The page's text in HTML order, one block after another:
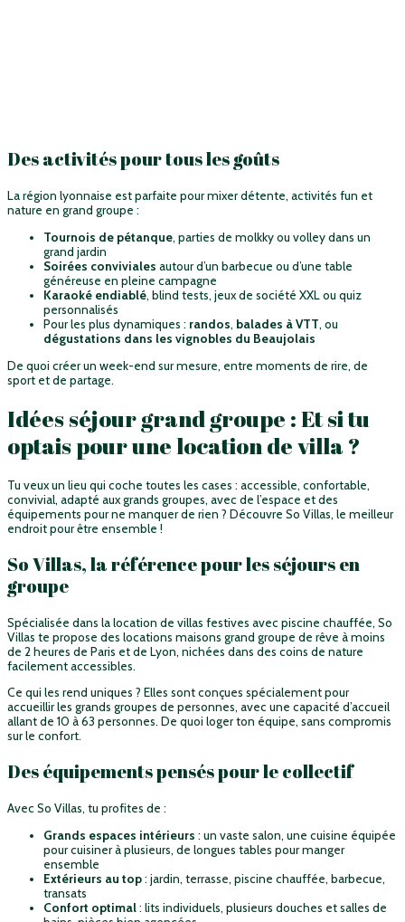
Des activités pour tous les goûts
La région lyonnaise est parfaite pour mixer détente, activités fun et
nature en grand groupe :
Tournois de pétanque, parties de molkky ou volley dans un
grand jardin
Soirées conviviales autour d’un barbecue ou d’une table
généreuse en pleine campagne
Karaoké endiablé, blind tests, jeux de société XXL ou quiz
personnalisés
Pour les plus dynamiques : randos, balades à VTT, ou
dégustations dans les vignobles du Beaujolais
De quoi créer un week-end sur mesure, entre moments de rire, de
sport et de partage.
Idées séjour grand groupe : Et si tu
optais pour une location de villa ?
Tu veux un lieu qui coche toutes les cases : accessible, confortable,
convivial, adapté aux grands groupes, avec de l’espace et des
équipements pour ne manquer de rien ? Découvre So Villas, le meilleur
endroit pour être ensemble !
So Villas, la référence pour les séjours en
groupe
Spécialisée dans la location de villas festives avec piscine chauffée, So
Villas te propose des locations maisons grand groupe de rêve à moins
de 2 heures de Paris et de Lyon, nichées dans des coins de nature
facilement accessibles.
Ce qui les rend uniques ? Elles sont conçues spécialement pour
accueillir les grands groupes de personnes, avec une capacité d’accueil
allant de 10 à 63 personnes. De quoi loger ton équipe, sans compromis
sur le confort.
Des équipements pensés pour le collectif
Avec So Villas, tu profites de :
Grands espaces intérieurs : un vaste salon, une cuisine équipée
pour cuisiner à plusieurs, de longues tables pour manger
ensemble
Extérieurs au top: jardin, terrasse, piscine chauffée, barbecue,
transats
Confort optimal: lits individuels, plusieurs douches et salles de